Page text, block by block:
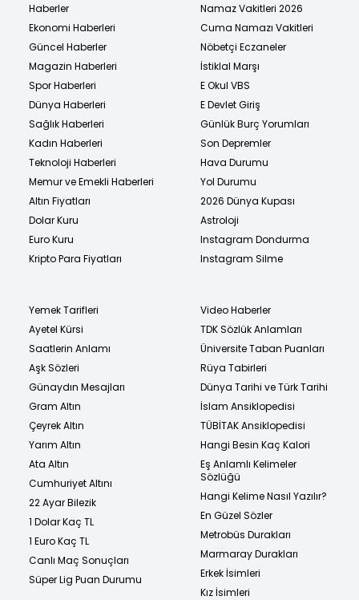
Haberler
Ekonomi Haberleri
Güncel Haberler
Magazin Haberleri
Spor Haberleri
Dünya Haberleri
Sağlık Haberleri
Kadın Haberleri
Teknoloji Haberleri
Memur ve Emekli Haberleri
Altın Fiyatları
Dolar Kuru
Euro Kuru
Kripto Para Fiyatları
Namaz Vakitleri 2026
Cuma Namazı Vakitleri
Nöbetçi Eczaneler
İstiklal Marşı
E Okul VBS
E Devlet Giriş
Günlük Burç Yorumları
Son Depremler
Hava Durumu
Yol Durumu
2026 Dünya Kupası
Astroloji
Instagram Dondurma
Instagram Silme
Yemek Tarifleri
Ayetel Kürsi
Saatlerin Anlamı
Aşk Sözleri
Günaydın Mesajları
Gram Altın
Çeyrek Altın
Yarım Altın
Ata Altın
Cumhuriyet Altını
22 Ayar Bilezik
1 Dolar Kaç TL
1 Euro Kaç TL
Canlı Maç Sonuçları
Süper Lig Puan Durumu
Video Haberler
TDK Sözlük Anlamları
Üniversite Taban Puanları
Rüya Tabirleri
Dünya Tarihi ve Türk Tarihi
İslam Ansiklopedisi
TÜBİTAK Ansiklopedisi
Hangi Besin Kaç Kalori
Eş Anlamlı Kelimeler
Sözlüğü
Hangi Kelime Nasıl Yazılır?
En Güzel Sözler
Metrobüs Durakları
Marmaray Durakları
Erkek İsimleri
Kız İsimleri